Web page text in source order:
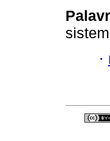
·